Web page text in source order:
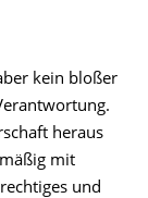
kein bloßer
heraus
mit
und